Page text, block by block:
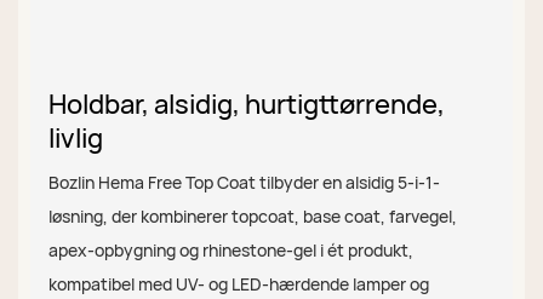
Holdbar, alsidig, hurtigttørrende,
livlig
Bozlin Hema Free Top Coat tilbyder en alsidig 5-i-1-
løsning, der kombinerer topcoat, base coat, farvegel,
apex-opbygning og rhinestone-gel i ét produkt,
kompatibel med UV- og LED-hærdende lamper og